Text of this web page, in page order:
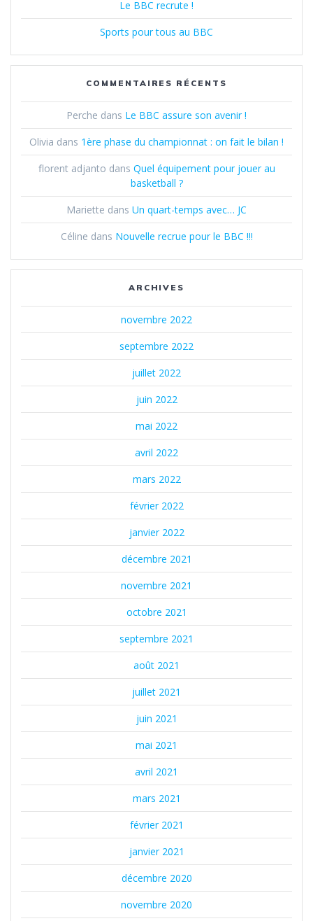
Le BBC recrute !
Sports pour tous au BBC
COMMENTAIRES RÉCENTS
Perche dans Le BBC assure son avenir !
Olivia dans 1ère phase du championnat : on fait le bilan !
florent adjanto dans Quel équipement pour jouer au
basketball ?
Mariette dans Un quart-temps avec… JC
Céline dans Nouvelle recrue pour le BBC !!!
ARCHIVES
novembre 2022
septembre 2022
juillet 2022
juin 2022
mai 2022
avril 2022
mars 2022
février 2022
janvier 2022
décembre 2021
novembre 2021
octobre 2021
septembre 2021
août 2021
juillet 2021
juin 2021
mai 2021
avril 2021
mars 2021
février 2021
janvier 2021
décembre 2020
novembre 2020